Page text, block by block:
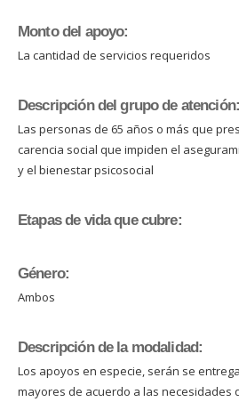
Monto del apoyo:
La cantidad de servicios requeridos
Descripción del grupo de atención:
Las personas de 65 años o más que
carencia social que impiden el
y el bienestar psicosocial
Etapas de vida que cubre:
Género:
Ambos
Descripción de la modalidad:
Los apoyos en especie, serán se
mayores de acuerdo a las necesidades